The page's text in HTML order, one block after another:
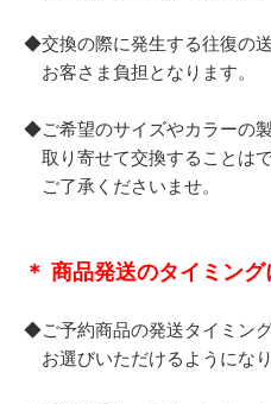
◆交換の際に発生する往復の
お客さま負担となります。
◆ご希望のサイズやカラーの
取り寄せて交換することは
ご了承くださいませ。
＊ 商品発送のタイミング
◆ご予約商品の発送タイミン
お選びいただけるようになり